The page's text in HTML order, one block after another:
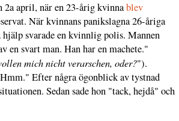
2a april, när en 23-årig kvinnablev
När kvinnans panikslagna 26-åriga
svarade en kvinnlig polis. Mannen
svart man. Han har en machete."
mich nicht verarschen, oder?").
Efter några ögonblick av tystnad
Sedan sade hon "tack, hejdå" och